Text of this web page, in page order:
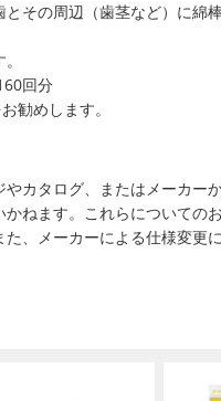
その周辺（歯茎など）に綿
回分
勧めします。
カタログ、またはメーカー
ねます。これらについての
、メーカーによる仕様変更